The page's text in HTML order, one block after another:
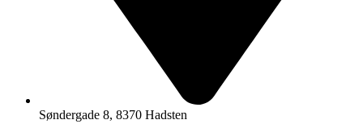
Søndergade 8, 8370 Hadsten